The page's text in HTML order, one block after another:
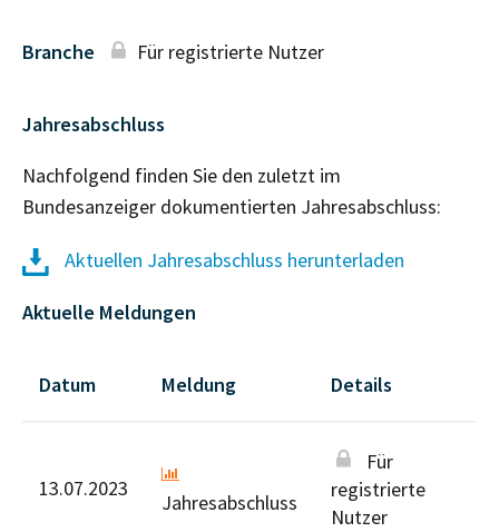
Branche Für registrierte Nutzer
Jahresabschluss
Nachfolgend finden Sie den zuletzt im
Bundesanzeiger dokumentierten Jahresabschluss:
Aktuellen Jahresabschluss herunterladen
Aktuelle Meldungen
Datum Meldung Details
13.07.2023
Jahresabschluss
Für
registrierte
Nutzer